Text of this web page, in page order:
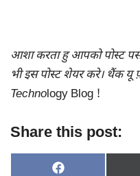
आशा करता हु आपको पोस्ट
भी इस पोस्ट शेयर करे। थैंक यू
Technology Blog !
Share this post:
SHARE
F